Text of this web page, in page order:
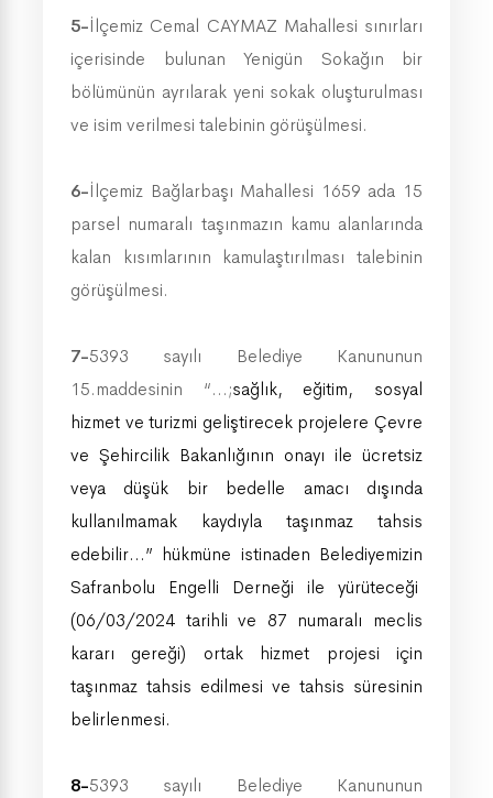
5-İlçemiz Cemal CAYMAZ Mahallesi sınırları
içerisinde bulunan Yenigün Sokağın bir
bölümünün ayrılarak yeni sokak oluşturulması
ve isim verilmesi talebinin görüşülmesi.
6-İlçemiz Bağlarbaşı Mahallesi 1659 ada 15
parsel numaralı taşınmazın kamu alanlarında
kalan kısımlarının kamulaştırılması talebinin
görüşülmesi.
7-5393 sayılı Belediye Kanununun
15.maddesinin “…;sağlık, eğitim, sosyal
hizmet ve turizmi geliştirecek projelere Çevre
ve Şehircilik Bakanlığının onayı ile ücretsiz
veya düşük bir bedelle amacı dışında
kullanılmamak kaydıyla taşınmaz tahsis
edebilir…” hükmüne istinaden Belediyemizin
Safranbolu Engelli Derneği ile yürüteceği
(06/03/2024 tarihli ve 87 numaralı meclis
kararı gereği) ortak hizmet projesi için
taşınmaz tahsis edilmesi ve tahsis süresinin
belirlenmesi.
8-5393 sayılı Belediye Kanununun